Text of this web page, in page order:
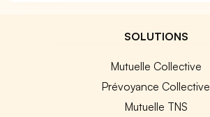
SOLUTIONS
Mutuelle Collective
Prévoyance Collective
Mutuelle TNS